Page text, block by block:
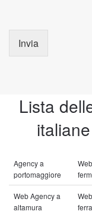
Invia
Lista
Agency a
portomaggiore
Web Agency a
altamura